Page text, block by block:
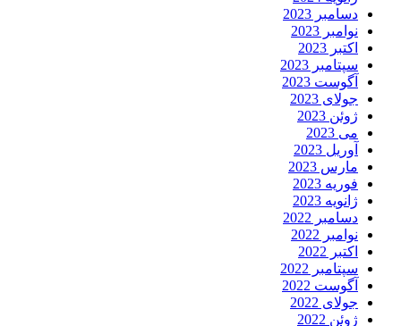
دسامبر 2023
نوامبر 2023
اکتبر 2023
سپتامبر 2023
آگوست 2023
جولای 2023
ژوئن 2023
می 2023
آوریل 2023
مارس 2023
فوریه 2023
ژانویه 2023
دسامبر 2022
نوامبر 2022
اکتبر 2022
سپتامبر 2022
آگوست 2022
جولای 2022
ژوئن 2022